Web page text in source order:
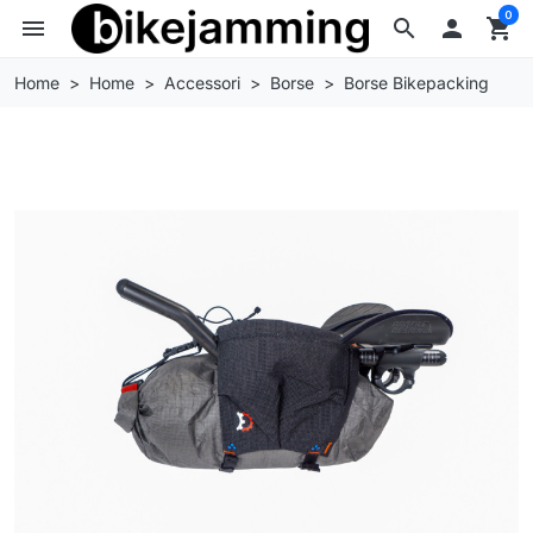
search
menu  shopping_cart
0
Home Home Accessori Borse Borse Bikepacking